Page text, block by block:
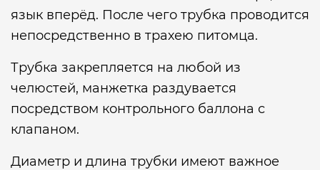
язык вперёд. После чего трубка проводится
непосредственно в трахею питомца.
Трубка закрепляется на любой из
челюстей, манжетка раздувается
посредством контрольного баллона с
клапаном.
Диаметр и длина трубки имеют важное